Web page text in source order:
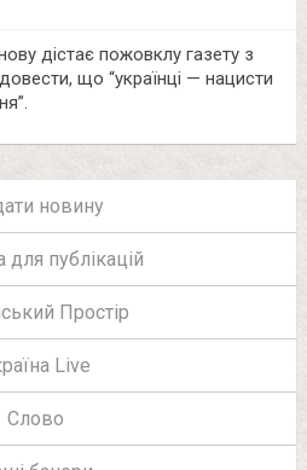
дістає пожовклу газету з
що “українці — нацисти
новину
публікацій
Простір
Live
Слово